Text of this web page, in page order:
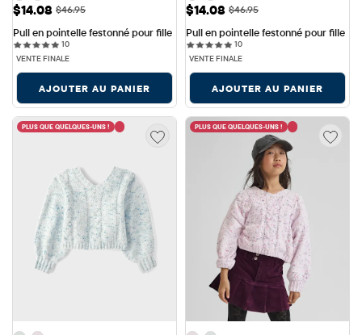
Prix ​​de vente: $14.08
$14.08 Prix ​​d'origine: $46.95
$46.95
Pull en pointelle festonné pour fille
1010 reviews
VENTE FINALE
AJOUTER AU PANIER
Prix ​​de vente: $14.08
$14.08 Prix ​​d'origine: $46.95
$46.95
Pull en pointelle festonné pour fille
1010 reviews
VENTE FINALE
AJOUTER AU PANIER
PLUS QUE QUELQUES-UNS ! PLUS QUE QUELQUES-UNS !